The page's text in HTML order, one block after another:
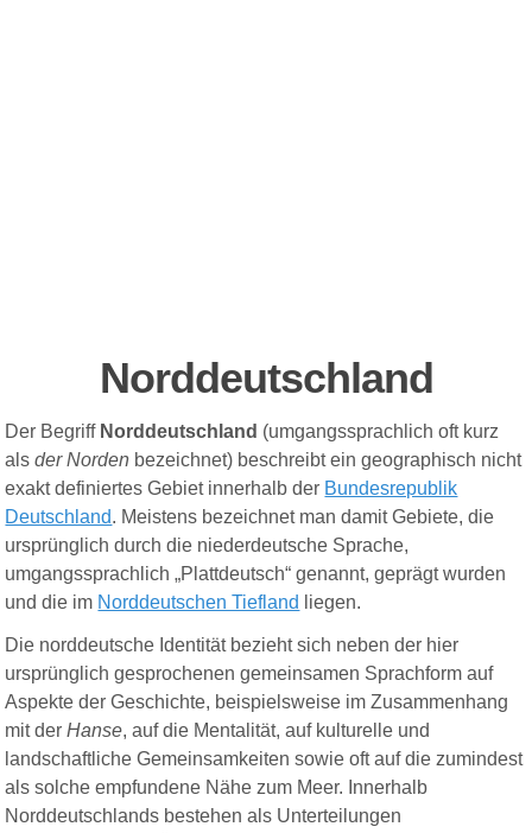
Norddeutschland
Der Begriff Norddeutschland (umgangssprachlich oft kurz
alsder Norden bezeichnet) beschreibt ein geographisch nicht
exakt definiertes Gebiet innerhalb der Bundesrepublik
Deutschland. Meistens bezeichnet man damit Gebiete, die
ursprünglich durch die niederdeutsche Sprache,
umgangssprachlich „Plattdeutsch“ genannt, geprägt wurden
und die im Norddeutschen Tiefland liegen.
Die norddeutsche Identität bezieht sich neben der hier
ursprünglich gesprochenen gemeinsamen Sprachform auf
Aspekte der Geschichte, beispielsweise im Zusammenhang
mit derHanse, auf die Mentalität, auf kulturelle und
landschaftliche Gemeinsamkeiten sowie oft auf die zumindest
als solche empfundene Nähe zum Meer. Innerhalb
Norddeutschlands bestehen als Unterteilungen